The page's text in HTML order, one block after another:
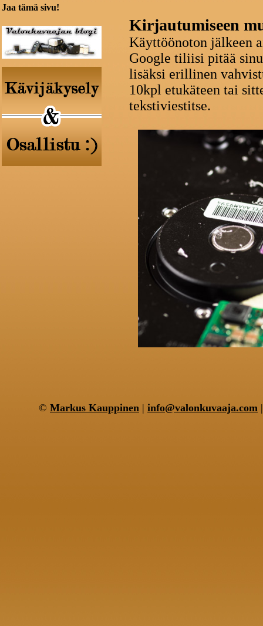
Jaa tämä sivu!
Kirjautumiseen
Käyttöönoton jälkeen
Google tiliisi pitää
lisäksi erillinen
10kpl etukäteen tai
tekstiviestitse.
© Markus Kauppinen | info@valonkuvaaja.com